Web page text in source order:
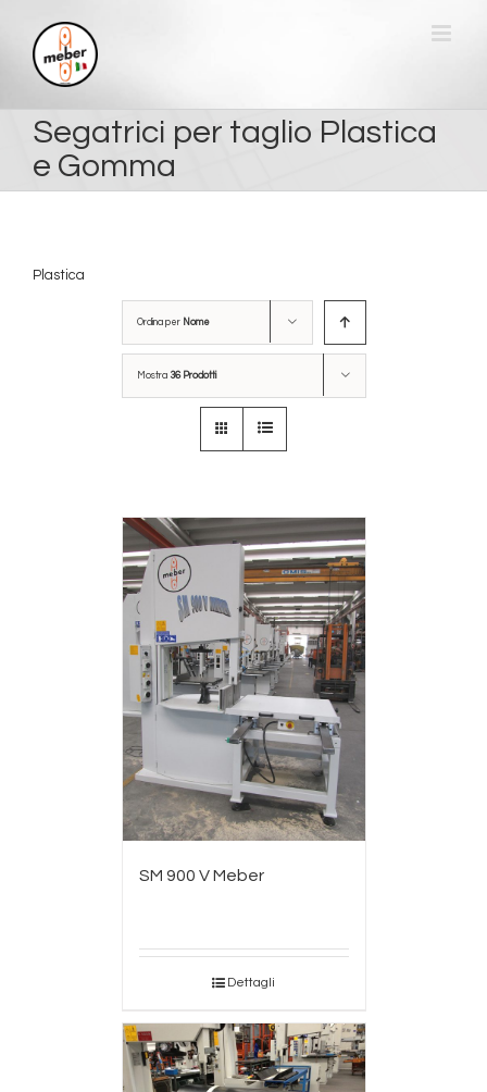
contenuto
Segatrici per taglio Plastica
e Gomma
Plastica
Ordina per Nome
Mostra 36 Prodotti
SM 900 V Meber
Dettagli